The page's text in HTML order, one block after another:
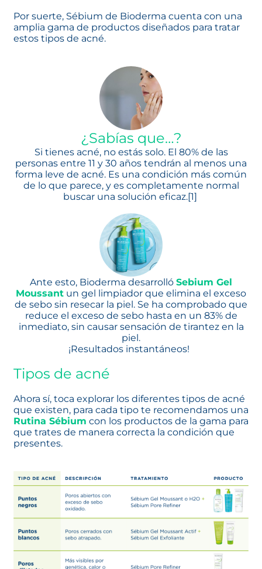
Por suerte, Sébium de Bioderma cuenta con una
amplia gama de productos diseñados para tratar
estos tipos de acné.
¿Sabías que…?
Si tienes acné, no estás solo. El 80% de las
personas entre 11 y 30 años tendrán al menos una
forma leve de acné. Es una condición más común
de lo que parece, y es completamente normal
buscar una solución eficaz.[1]
Ante esto, Bioderma desarrolló Sebium Gel
Moussant se abre en una pestaña nueva
un gel limpiador que elimina el exceso
de sebo sin resecar la piel. Se ha comprobado que
reduce el exceso de sebo hasta en un 83% de
inmediato, sin causar sensación de tirantez en la
piel.
¡Resultados instantáneos!
Tipos de acné
Ahora sí, toca explorar los diferentes tipos de acné
que existen, para cada tipo te recomendamos una
Rutina Sébium con los productos de la gama para
que trates de manera correcta la condición que
presentes.